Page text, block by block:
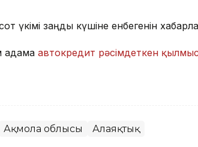
үкімі заңды күшіне енбегенін
автокредит рәсімдеткен
Ақмола облысы Алаяқтық